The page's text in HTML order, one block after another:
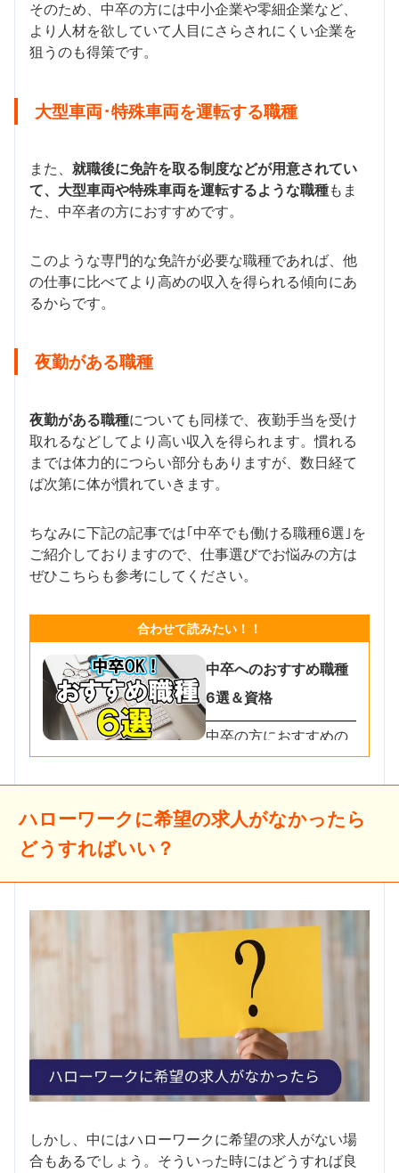
そのため、中卒の方には中小企業や零細企業など、
より人材を欲していて人目にさらされにくい企業を
狙うのも得策です。
大型車両･特殊車両を運転する職種
また、 就職後に免許を取る制度などが用意されてい
て、大型車両や特殊車両を運転するような職種もま
た、中卒者の方におすすめです。
このような専門的な免許が必要な職種であれば、他
の仕事に比べてより高めの収入を得られる傾向にあ
るからです。
夜勤がある職種
夜勤がある職種についても同様で、夜勤手当を受け
取れるなどしてより高い収入を得られます。慣れる
までは体力的につらい部分もありますが、数日経て
ば次第に体が慣れていきます。
ちなみに下記の記事では｢中卒でも働ける職種6選｣を
ご紹介しておりますので、仕事選びでお悩みの方は
ぜひこちらも参考にしてください。
合わせて読みたい！！
中卒へのおすすめ職種
6選＆資格
中卒の方におすすめの
仕事6選のほか、中卒
方法などをまとめてご
紹介いたします。
ハローワークに希望の求人がなかったら
どうすればいい？
しかし、中にはハローワークに希望の求人がない場
合もあるでしょう。そういった時にはどうすれば良